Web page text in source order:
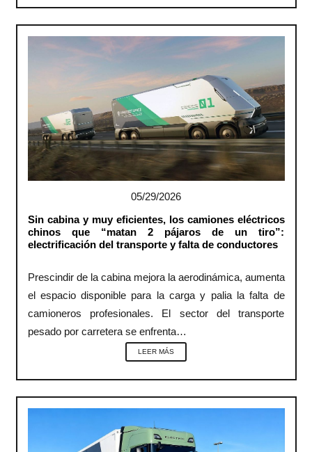
05/29/2026
Sin cabina y muy eficientes, los camiones eléctricos
chinos que “matan 2 pájaros de un tiro”:
electrificación del transporte y falta de conductores
Prescindir de la cabina mejora la aerodinámica, aumenta
el espacio disponible para la carga y palia la falta de
camioneros profesionales. El sector del transporte
pesado por carretera se enfrenta…
LEER MÁS